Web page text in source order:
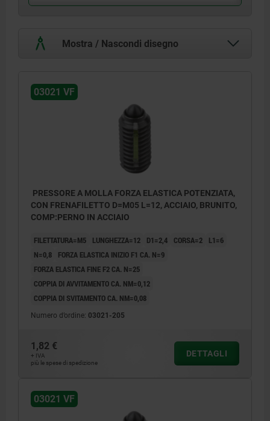
Mostra / Nascondi disegno
L2 = ca. due passi di filettatura
03021 VF
PRESSORE A MOLLA FORZA ELASTICA POTENZIATA,
CON FRENAFILETTO D=M05 L=12, ACCIAIO, BRUNITO,
COMP:PERNO IN ACCIAIO
FILETTATURA=M5 LUNGHEZZA=12 D1=2,4 CORSA=2
L1=6
N=0,8
FORZA ELASTICA INIZIO F1 CA. N=9
FORZA ELASTICA FINE F2 CA. N=25
COPPIA DI AVVITAMENTO CA. NM=0,12
COPPIA DI SVITAMENTO CA. NM=0,08
Numero d’ordine: 03021-205
1,82 €
+ IVA
più le spese di spedizione
DETTAGLI
03021 VF